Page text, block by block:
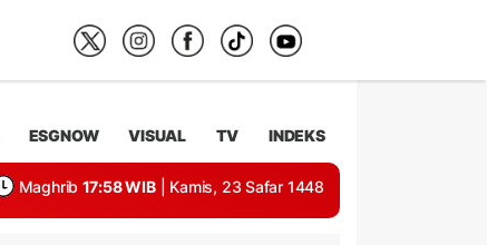
ESGNOW VISUAL TV INDEKS
Maghrib 17:58 WIB | Kamis, 23 Safar 1448